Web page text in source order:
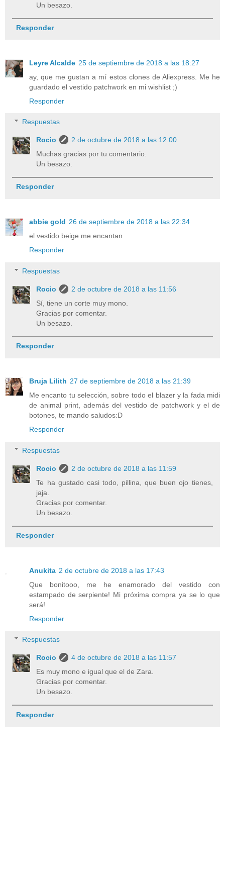
Un besazo.
Responder
Leyre Alcalde 25 de septiembre de 2018 a las 18:27
ay, que me gustan a mí estos clones de Aliexpress. Me he
guardado el vestido patchwork en mi wishlist ;)
Responder
Respuestas
Rocio
2 de octubre de 2018 a las 12:00
Muchas gracias por tu comentario.
Un besazo.
Responder
abbie gold 26 de septiembre de 2018 a las 22:34
el vestido beige me encantan
Responder
Respuestas
Rocio
2 de octubre de 2018 a las 11:56
Sí, tiene un corte muy mono.
Gracias por comentar.
Un besazo.
Responder
Bruja Lilith 27 de septiembre de 2018 a las 21:39
Me encanto tu selección, sobre todo el blazer y la fada midi
de animal print, además del vestido de patchwork y el de
botones, te mando saludos:D
Responder
Respuestas
Rocio
2 de octubre de 2018 a las 11:59
Te ha gustado casi todo, pillina, que buen ojo tienes,
jaja.
Gracias por comentar.
Un besazo.
Responder
Anukita 2 de octubre de 2018 a las 17:43
Que bonitooo, me he enamorado del vestido con
estampado de serpiente! Mi próxima compra ya se lo que
será!
Responder
Respuestas
Rocio
4 de octubre de 2018 a las 11:57
Es muy mono e igual que el de Zara.
Gracias por comentar.
Un besazo.
Responder